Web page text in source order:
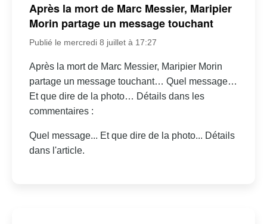
Après la mort de Marc Messier, Maripier
Morin partage un message touchant
Publié le mercredi 8 juillet à 17:27
Après la mort de Marc Messier, Maripier Morin
partage un message touchant… Quel message…
Et que dire de la photo… Détails dans les
commentaires :
Quel message... Et que dire de la photo... Détails
dans l'article.